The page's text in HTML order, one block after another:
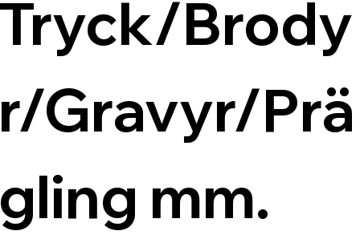
Brody
Gravyr/Prä
mm.